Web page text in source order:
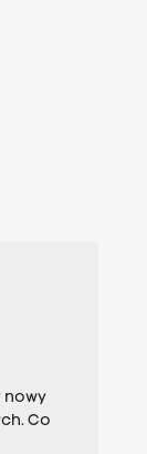
nowy
Co